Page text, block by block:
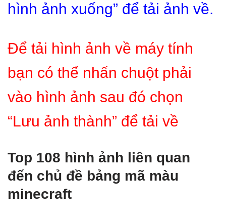
hình ảnh xuống” để tải ảnh về.
Để tải hình ảnh về máy tính
bạn có thể nhấn chuột phải
vào hình ảnh sau đó chọn
“Lưu ảnh thành” để tải về
Top 108 hình ảnh liên quan
đến chủ đề bảng mã màu
minecraft